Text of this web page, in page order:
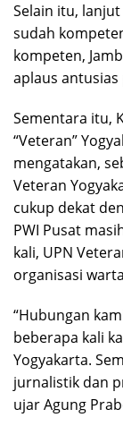
Selain itu,
sudah
kompeten,
aplaus antusias
Sementara itu,
“Veteran”
mengatakan,
Veteran
cukup dekat
PWI Pusat
kali, UPN
organisasi
“Hubungan
beberapa kali
Yogyakarta.
jurnalistik dan
ujar Agung